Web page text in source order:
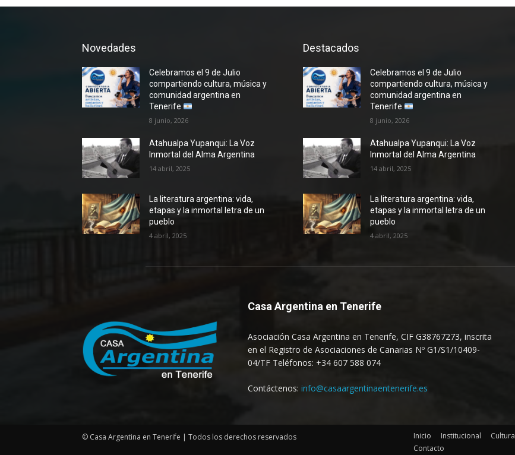
Novedades
Celebramos el 9 de Julio
compartiendo cultura, música y
comunidad argentina en
Tenerife
8 junio, 2026
Atahualpa Yupanqui: La Voz
Inmortal del Alma Argentina
14 abril, 2025
La literatura argentina: vida,
etapas y la inmortal letra de un
pueblo
4 abril, 2025
Destacados
Celebramos el 9 de Julio
compartiendo cultura, música y
comunidad argentina en
Tenerife
8 junio, 2026
Atahualpa Yupanqui: La Voz
Inmortal del Alma Argentina
14 abril, 2025
La literatura argentina: vida,
etapas y la inmortal letra de un
pueblo
4 abril, 2025
Casa Argentina en Tenerife
Asociación Casa Argentina en Tenerife, CIF G38767273, inscrita
en el Registro de Asociaciones de Canarias Nº G1/S1/10409-
04/TF Teléfonos: +34 607 588 074
Contáctenos: info@casaargentinaentenerife.es
© Casa Argentina en Tenerife | Todos los derechos reservados Inicio Institucional Cultura
Contacto